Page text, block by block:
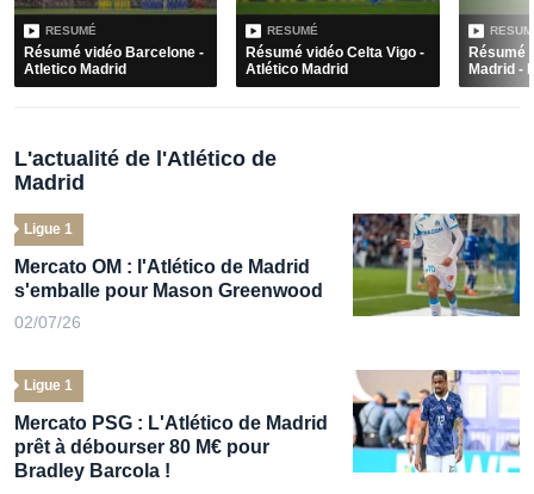
RESUMÉ
Atletico Madrid
Madrid -
Madrid
Ligue 1
Mercato OM : l'Atlético de Madrid
s'emballe pour Mason Greenwood
02/07/26